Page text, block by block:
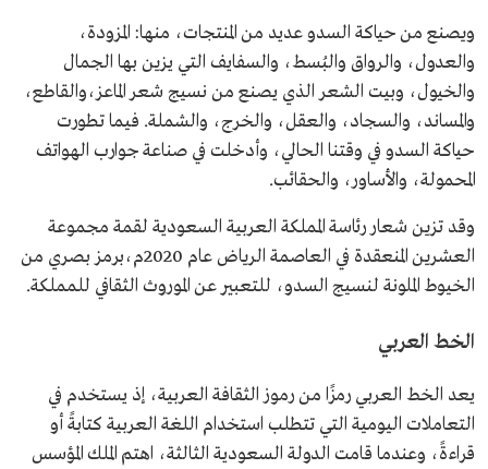
ويصنع من حياكة السدو عديد من المنتجات، منها: المزودة،
والعدول، والرواق والبُسط، والسفايف التي يزين بها الجمال
والخيول، وبيت الشعر الذي يصنع من نسيج شعر الماعز،والقاطع،
والمساند، والسجاد، والعقل، والخرج، والشملة. فيما تطورت
حياكة السدو في وقتنا الحالي، وأدخلت في صناعة جوارب الهواتف
المحمولة، والأساور، والحقائب.
وقد تزين شعار رئاسة المملكة العربية السعودية لقمة مجموعة
العشرين المنعقدة في العاصمة الرياض عام 2020م،برمز بصري من
الخيوط الملونة لنسيج السدو، للتعبير عن الموروث الثقافي للمملكة.
الخط العربي
يعد الخط العربي رمزًا من رموز الثقافة العربية، إذ يستخدم في
التعاملات اليومية التي تتطلب استخدام اللغة العربية كتابةً أو
قراءةً، وعندما قامت الدولة السعودية الثالثة، اهتم الملك المؤسس